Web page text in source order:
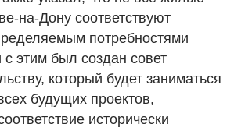
на-Дону соответствуют
потребностями
с этим был создан совет
который будет заниматься
будущих проектов,
исторически